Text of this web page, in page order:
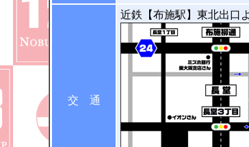
交 通
近鉄【布施駅】東北出口